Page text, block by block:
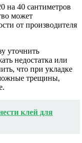
на 40 сантиметров
может
от производителя
уточнить
недостатка или
что при укладке
трещины,
клей для